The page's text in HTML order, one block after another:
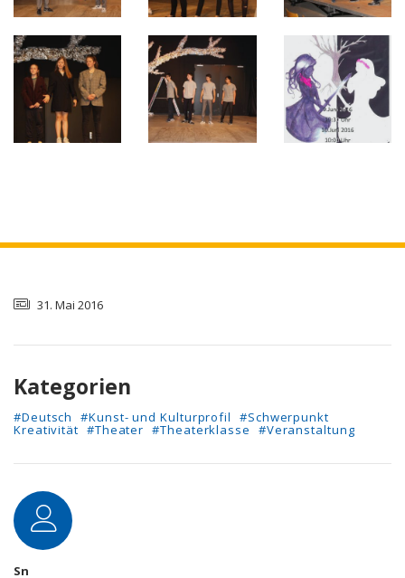
31. Mai 2016
Kategorien
#Deutsch #Kunst- und Kulturprofil #Schwerpunkt
Kreativität #Theater #Theaterklasse #Veranstaltung
Autor
Sn